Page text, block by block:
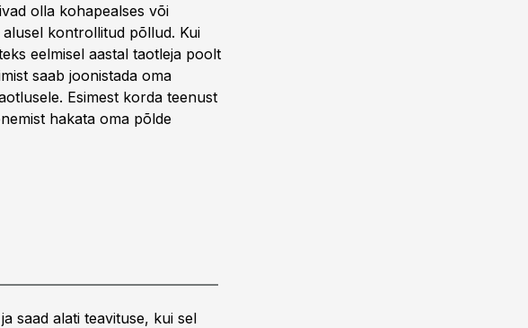
olla kohapealses või
kontrollitud põllud. Kui
eelmisel aastal taotleja poolt
saab joonistada oma
Esimest korda teenust
hakata oma põlde
saad alati teavituse, kui sel